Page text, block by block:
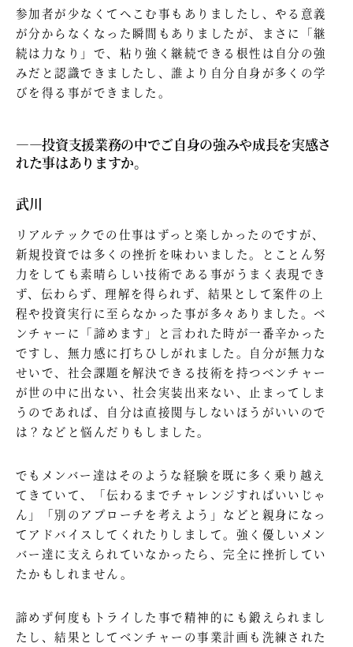
参加者が少なくてへこむ事もありましたし、やる意義
が分からなくなった瞬間もありましたが、まさに「継
続は力なり」で、粘り強く継続できる根性は自分の強
みだと認識できましたし、誰より自分自身が多くの学
びを得る事ができました。
—―投資支援業務の中でご自身の強みや成長を実感さ
れた事はありますか。
武川
リアルテックでの仕事はずっと楽しかったのですが、
新規投資では多くの挫折を味わいました。とことん努
力をしても素晴らしい技術である事がうまく表現でき
ず、伝わらず、理解を得られず、結果として案件の上
程や投資実行に至らなかった事が多々ありました。ベ
ンチャーに「諦めます」と言われた時が一番辛かった
ですし、無力感に打ちひしがれました。自分が無力な
せいで、社会課題を解決できる技術を持つベンチャー
が世の中に出ない、社会実装出来ない、止まってしま
うのであれば、自分は直接関与しないほうがいいので
は？などと悩んだりもしました。
でもメンバー達はそのような経験を既に多く乗り越え
てきていて、「伝わるまでチャレンジすればいいじゃ
ん」「別のアプローチを考えよう」などと親身になっ
てアドバイスしてくれたりしまして。強く優しいメン
バー達に支えられていなかったら、完全に挫折してい
たかもしれません。
諦めず何度もトライした事で精神的にも鍛えられまし
たし、結果としてベンチャーの事業計画も洗練された